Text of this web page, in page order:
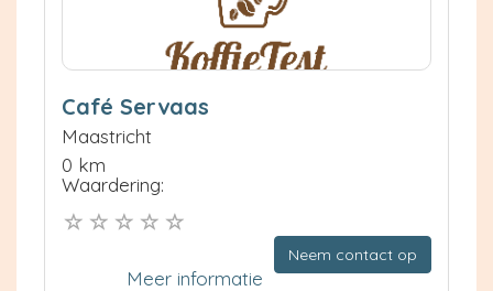
Café Servaas
Maastricht
0 km
Waardering:
Neem contact op
Meer informatie